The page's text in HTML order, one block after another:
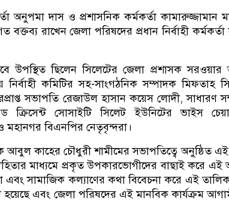
অনুপমা দাস ও প্রশাসনিক কর্মকর্তা কামারুজ্জামান
বক্তব্য রাখেন জেলা পরিষদের প্রধান নির্বাহী
উপস্থিত ছিলেন সিলেটের জেলা প্রশাসক
কমিটির সহ-সাংগঠনিক সম্পাদক মিফতাহ
সভাপতি রেজাউল হাসান কয়েস লোদী, সাধারণ
সোসাইটি সিলেট ইউনিটের ভাইস
বিএনপির নেতৃবৃন্দরা।
আবুল কাহের চৌধুরী শামীমের সভাপতিত্বে অনুষ্ঠিত
মাধ্যমে প্রকৃত উপকারভোগীদের বাছাই করে এই
এবং সামাজিক কল্যাণের কথা বিবেচনা করে এই
হয়েছে এবং জেলা পরিষদের এই মানবিক কার্যক্রম